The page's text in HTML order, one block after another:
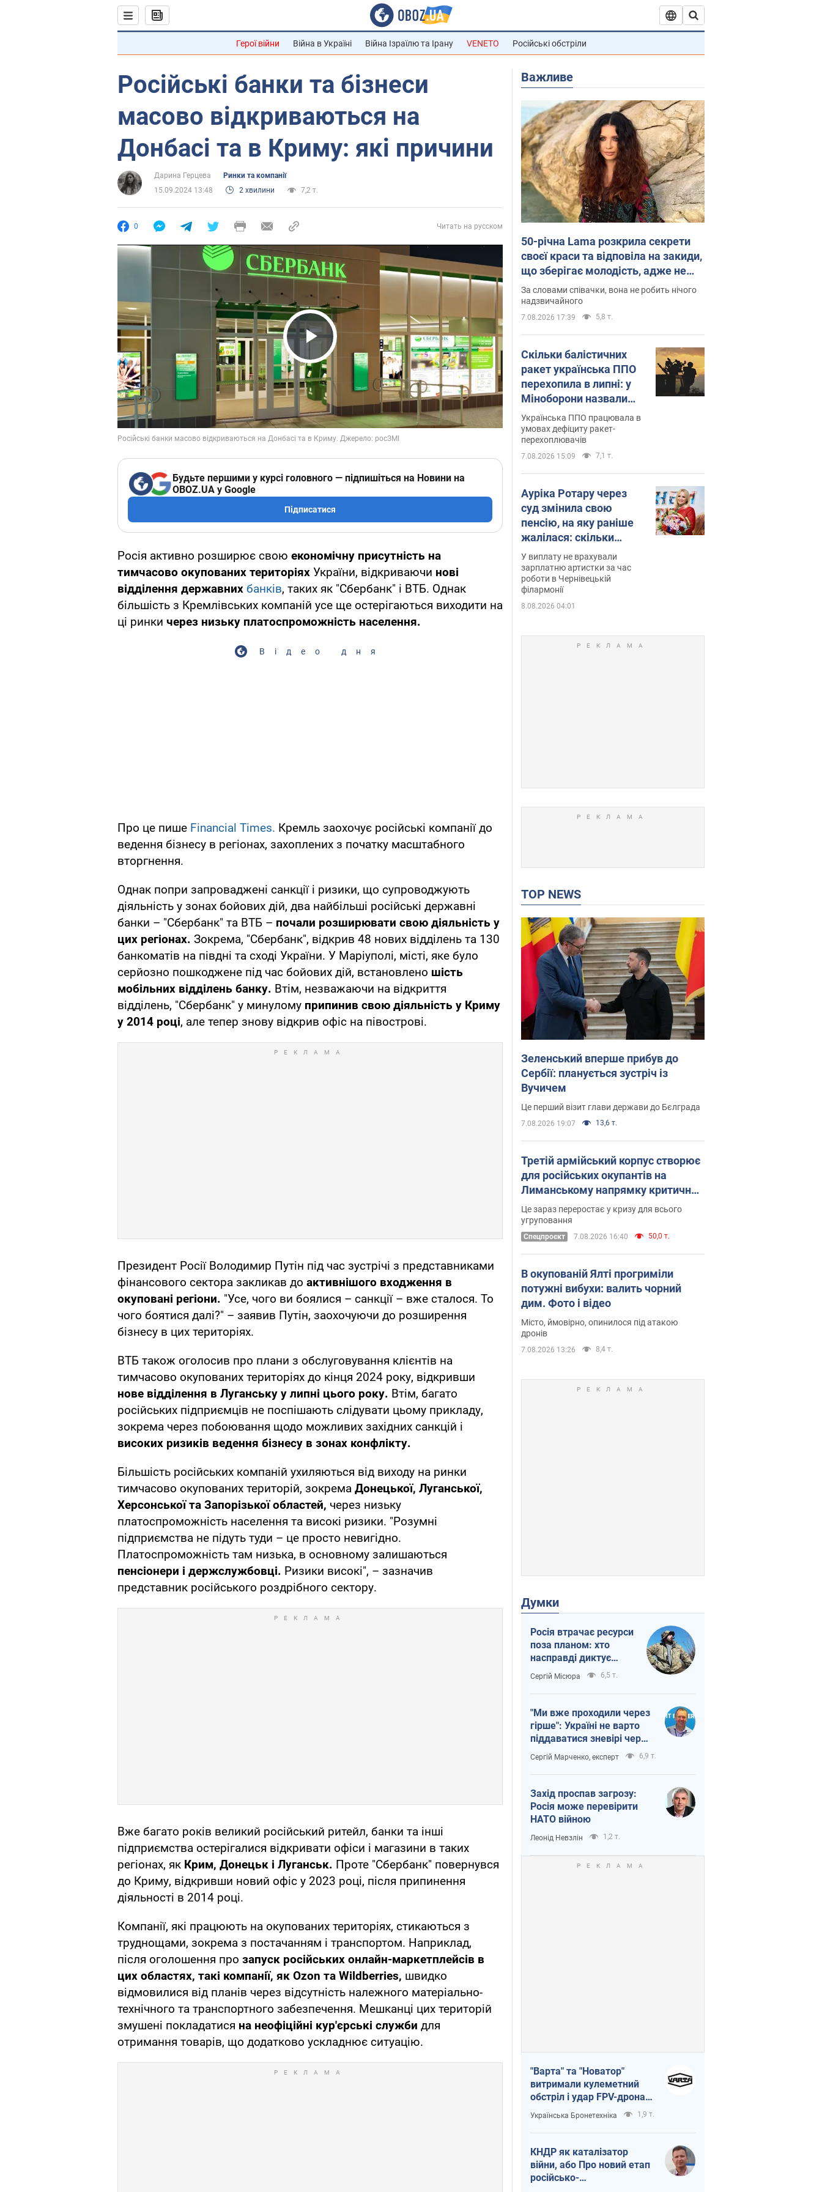
Герої війни Війна в Україні Війна Ізраїлю та Ірану VENETO Російські обстріли
Російські банки та бізнеси
масово відкриваються на
Донбасі та в Криму: які причини
Дарина Герцева
Ринки та компанії
15.09.2024 13:48
2 хвилини 7,2 т.
0 Читать на русском
Play Video
Будьте першими у курсі головного — підпишіться на Новини на
OBOZ.UA у Google
Підписатися
Росія активно розширює свою економічну присутність на
тимчасово окупованих територіях України, відкриваючи нові
відділення державних банків, таких як "Сбербанк" і ВТБ. Однак
більшість з Кремлівських компаній усе ще остерігаються виходити на
ці ринки через низьку платоспроможність населення.
Відео дня
Про це пише Financial Times. Кремль заохочує російські компанії до
ведення бізнесу в регіонах, захоплених з початку масштабного
вторгнення.
Однак попри запроваджені санкції і ризики, що супроводжують
діяльність у зонах бойових дій, два найбільші російські державні
банки – "Сбербанк" та ВТБ – почали розширювати свою діяльність у
цих регіонах. Зокрема, "Сбербанк", відкрив 48 нових відділень та 130
банкоматів на півдні та сході України. У Маріуполі, місті, яке було
серйозно пошкоджене під час бойових дій, встановлено шість
мобільних відділень банку. Втім, незважаючи на відкриття
відділень, "Сбербанк" у минулому припинив свою діяльність у Криму
у 2014 році, але тепер знову відкрив офіс на півострові.
Президент Росії Володимир Путін під час зустрічі з представниками
фінансового сектора закликав до активнішого входження в
окуповані регіони. "Усе, чого ви боялися – санкції – вже сталося. То
чого боятися далі?" – заявив Путін, заохочуючи до розширення
бізнесу в цих територіях.
ВТБ також оголосив про плани з обслуговування клієнтів на
тимчасово окупованих територіях до кінця 2024 року, відкривши
нове відділення в Луганську у липні цього року. Втім, багато
російських підприємців не поспішають слідувати цьому прикладу,
зокрема через побоювання щодо можливих західних санкцій і
високих ризиків ведення бізнесу в зонах конфлікту.
Більшість російських компаній ухиляються від виходу на ринки
тимчасово окупованих територій, зокрема Донецької, Луганської,
Херсонської та Запорізької областей, через низьку
платоспроможність населення та високі ризики. "Розумні
підприємства не підуть туди – це просто невигідно.
Платоспроможність там низька, в основному залишаються
пенсіонери і держслужбовці. Ризики високі", – зазначив
представник російського роздрібного сектору.
Вже багато років великий російський ритейл, банки та інші
підприємства остерігалися відкривати офіси і магазини в таких
регіонах, як Крим, Донецьк і Луганськ. Проте "Сбербанк" повернувся
до Криму, відкривши новий офіс у 2023 році, після припинення
діяльності в 2014 році.
Компанії, які працюють на окупованих територіях, стикаються з
труднощами, зокрема з постачанням і транспортом. Наприклад,
після оголошення про запуск російських онлайн-маркетплейсів в
цих областях, такі компанії, як Ozon та Wildberries, швидко
відмовилися від планів через відсутність належного матеріально-
технічного та транспортного забезпечення. Мешканці цих територій
змушені покладатися на неофіційні кур'єрські служби для
отримання товарів, що додатково ускладнює ситуацію.
Важливе
50-річна Lama розкрила секрети
своєї краси та відповіла на закиди,
що зберігає молодість, адже не
має дітей
За словами співачки, вона не робить нічого
надзвичайного
7.08.2026 17:39 5,8 т.
Скільки балістичних
ракет українська ППО
перехопила в липні: у
Міноборони назвали
цифру
Українська ППО працювала в
умовах дефіциту ракет-
перехоплювачів
7.08.2026 15:09 7,1 т.
Ауріка Ротару через
суд змінила свою
пенсію, на яку раніше
жалілася: скільки
отримувала співачка
У виплату не врахували
зарплатню артистки за час
роботи в Чернівецькій
філармонії
8.08.2026 04:01
TOP NEWS
Зеленський вперше прибув до
Сербії: планується зустріч із
Вучичем
Це перший візит глави держави до Бєлграда
7.08.2026 19:07 13,6 т.
Третій армійський корпус створює
для російських окупантів на
Лиманському напрямку критичний
дискомфорт: як це вдалося
Це зараз переростає у кризу для всього
угруповання
Cпецпроєкт 7.08.2026 16:40 50,0 т.
В окупованій Ялті прогриміли
потужні вибухи: валить чорний
дим. Фото і відео
Місто, ймовірно, опинилося під атакою
дронів
7.08.2026 13:26 8,4 т.
Думки
Росія втрачає ресурси
поза планом: хто
насправді диктує
темп війни
Сергій Місюра 6,5 т.
"Ми вже проходили через
гірше": Україні не варто
піддаватися зневірі через
ракетний терор
Сергій Марченко, експерт 6,9 т.
Захід проспав загрозу:
Росія може перевірити
НАТО війною
Леонід Невзлін 1,2 т.
"Варта" та "Новатор"
витримали кулеметний
обстріл і удар FPV-дрона,
врятувавши життя
офіцеру ЗСУ
Українська Бронетехніка 1,9 т.
КНДР як каталізатор
війни, або Про новий етап
російсько-